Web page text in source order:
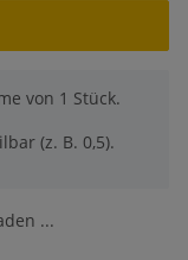
von 1 Stück.
(z. B. 0,5).
...